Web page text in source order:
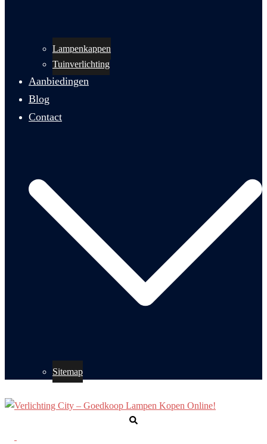
Lampenkappen
Tuinverlichting
Aanbiedingen
Blog
Contact
Sitemap